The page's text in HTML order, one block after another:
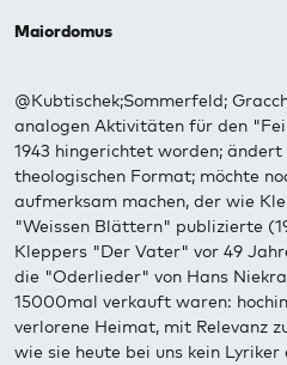
Maiordomus
@Kubtischek;Sommerfeld;
analogen Aktivitäten für den
1943 hingerichtet worden;
theologischen Format; möchte
aufmerksam machen, der wie
"Weissen Blättern" publizierte
Kleppers "Der Vater" vor 49
die "Oderlieder" von Hans
15000mal verkauft waren:
verlorene Heimat, mit Relevanz
wie sie heute bei uns kein